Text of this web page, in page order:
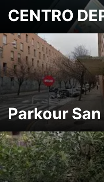
CENTRO
Parkour